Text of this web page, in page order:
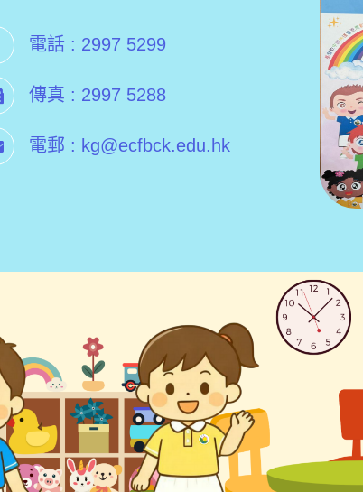
電話 : 2997 5299
傳真 : 2997 5288
電郵 : kg@ecfbck.edu.hk